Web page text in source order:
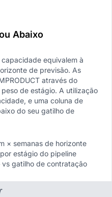
Abaixo
equivalem à
de previsão. As
através do
de estágio. A utilização
e uma coluna de
do seu gatilho de
× semanas de horizonte
estágio do pipeline
vs gatilho de contratação